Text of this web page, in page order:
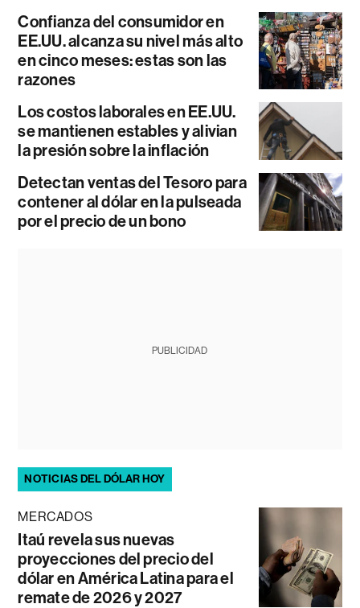
Confianza del consumidor en
EE.UU. alcanza su nivel más alto
en cinco meses: estas son las
razones
Los costos laborales en EE.UU.
se mantienen estables y alivian
la presión sobre la inflación
Detectan ventas del Tesoro para
contener al dólar en la pulseada
por el precio de un bono
PUBLICIDAD
NOTICIAS DEL DÓLAR HOY
MERCADOS
Itaú revela sus nuevas
proyecciones del precio del
dólar en América Latina para el
remate de 2026 y 2027